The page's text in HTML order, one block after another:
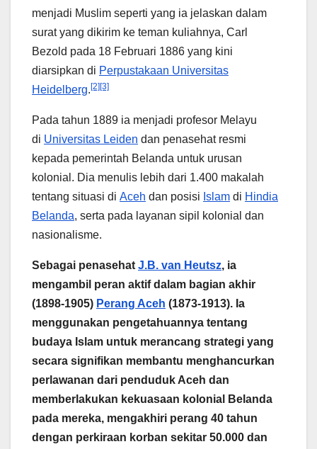
menjadi Muslim seperti yang ia jelaskan dalam
surat yang dikirim ke teman kuliahnya, Carl
Bezold pada 18 Februari 1886 yang kini
diarsipkan di Perpustakaan Universitas
Heidelberg.[2][3]
Pada tahun 1889 ia menjadi profesor Melayu
di Universitas Leiden dan penasehat resmi
kepada pemerintah Belanda untuk urusan
kolonial. Dia menulis lebih dari 1.400 makalah
tentang situasi di Aceh dan posisi Islam di Hindia
Belanda, serta pada layanan sipil kolonial dan
nasionalisme.
Sebagai penasehat J.B. van Heutsz, ia
mengambil peran aktif dalam bagian akhir
(1898-1905) Perang Aceh (1873-1913). Ia
menggunakan pengetahuannya tentang
budaya Islam untuk merancang strategi yang
secara signifikan membantu menghancurkan
perlawanan dari penduduk Aceh dan
memberlakukan kekuasaan kolonial Belanda
pada mereka, mengakhiri perang 40 tahun
dengan perkiraan korban sekitar 50.000 dan